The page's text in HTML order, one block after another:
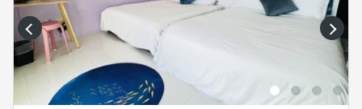
prev next